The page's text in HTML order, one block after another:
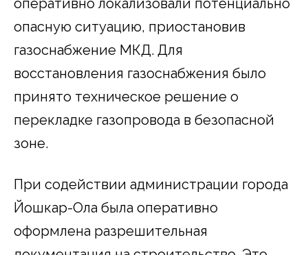
оперативно локализовали потенциально
опасную ситуацию, приостановив
газоснабжение МКД. Для
восстановления газоснабжения было
принято техническое решение о
перекладке газопровода в безопасной
зоне.
При содействии администрации города
Йошкар-Ола была оперативно
оформлена разрешительная